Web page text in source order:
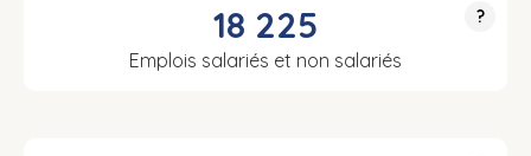
?
18 225
Emplois salariés et non salariés